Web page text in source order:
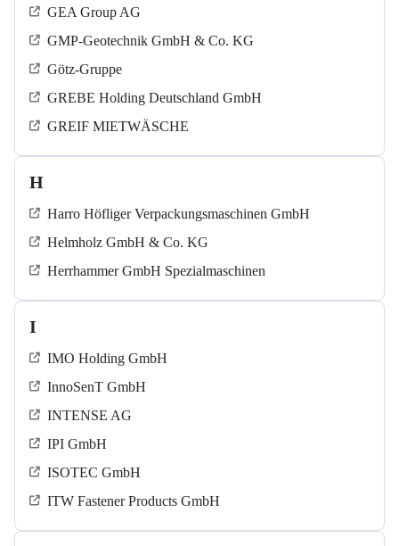
GEA Group AG
GMP-Geotechnik GmbH & Co. KG
Götz-Gruppe
GREBE Holding Deutschland GmbH
GREIF MIETWÄSCHE
H
Harro Höfliger Verpackungsmaschinen GmbH
Helmholz GmbH & Co. KG
Herrhammer GmbH Spezialmaschinen
I
IMO Holding GmbH
InnoSenT GmbH
INTENSE AG
IPI GmbH
ISOTEC GmbH
ITW Fastener Products GmbH